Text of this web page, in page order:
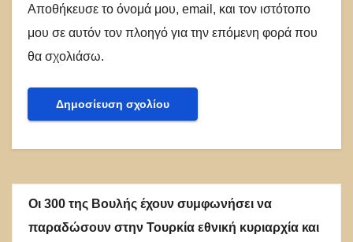
Αποθήκευσε το όνομά μου, email, και τον ιστότοπο
μου σε αυτόν τον πλοηγό για την επόμενη φορά που
θα σχολιάσω.
Οι 300 της Βουλής έχουν συμφωνήσει να
παραδώσουν στην Τουρκία εθνική κυριαρχία και